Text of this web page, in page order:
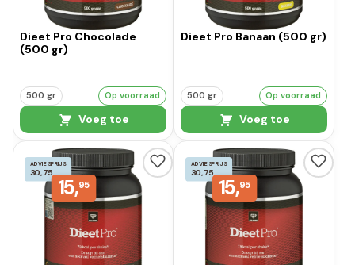
Dieet Pro Chocolade
(500 gr)
500 gr Op voorraad
Voeg toe
Dieet Pro Banaan (500 gr)
500 gr Op voorraad
Voeg toe
ADVIESPRIJS
30,75
15,95
ADVIESPRIJS
30,75
15,95